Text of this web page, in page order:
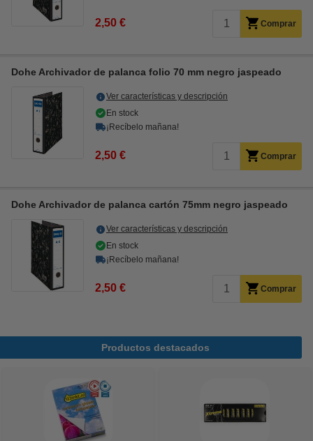
2,50 € Comprar
Dohe Archivador de palanca folio 70 mm negro jaspeado
Ver características y descripción
En stock
¡Recíbelo mañana!
2,50 € Comprar
Dohe Archivador de palanca cartón 75mm negro jaspeado
Ver características y descripción
En stock
¡Recíbelo mañana!
2,50 € Comprar
Productos destacados